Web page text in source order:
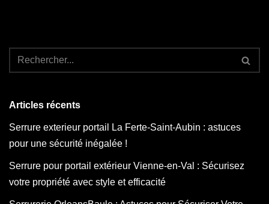
Articles récents
Serrure exterieur portail La Ferte-Saint-Aubin : astuces
pour une sécurité inégalée !
Serrure pour portail extérieur Vienne-en-Val : Sécurisez
votre propriété avec style et efficacité